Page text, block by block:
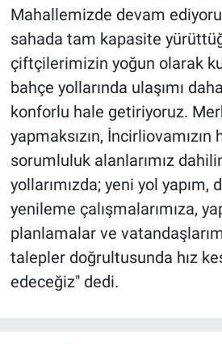
Mahallemizde devam
sahada tam kapasite
çiftçilerimizin yoğun olarak
bahçe yollarında ulaşımı
konforlu hale getiriyoruz.
yapmaksızın, İncirliovamızın
sorumluluk alanlarımız
yollarımızda; yeni yol yapım,
yenileme çalışmalarımıza,
planlamalar ve
talepler doğrultusunda hız
edeceğiz" dedi.